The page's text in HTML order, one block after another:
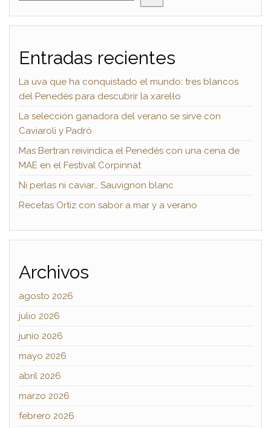
Entradas recientes
La uva que ha conquistado el mundo: tres blancos
del Penedès para descubrir la xarel·lo
La selección ganadora del verano se sirve con
Caviaroli y Padró
Mas Bertran reivindica el Penedès con una cena de
MAE en el Festival Corpinnat
Ni perlas ni caviar… Sauvignon blanc
Recetas Ortiz con sabor a mar y a verano
Archivos
agosto 2026
julio 2026
junio 2026
mayo 2026
abril 2026
marzo 2026
febrero 2026